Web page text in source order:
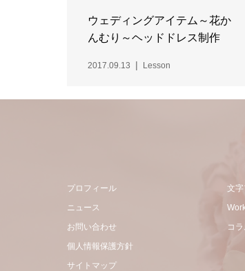
ウェディングアイテム～花か
んむり～ヘッドドレス制作
2017.09.13 Lesson
プロフィール
ニュース
お問い合わせ
個人情報保護方針
サイトマップ
文
コラ